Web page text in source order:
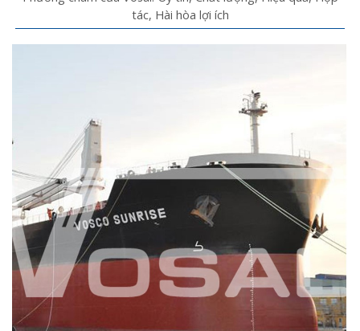
tác, Hài hòa lợi ích